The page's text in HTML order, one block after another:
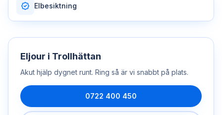
Elbesiktning
Eljour i Trollhättan
Akut hjälp dygnet runt. Ring så är vi snabbt på plats.
0722 400 450